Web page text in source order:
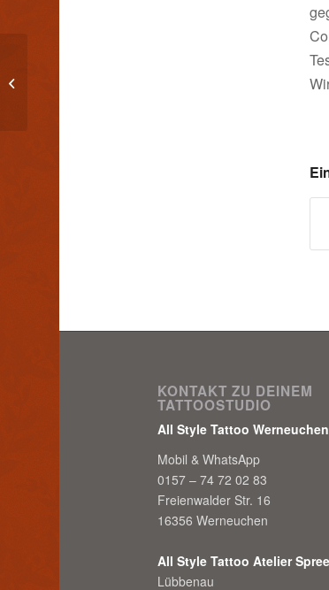
KONTAKT ZU DEINEM
TATTOOSTUDIO
All Style Tattoo Werneuchen
Mobil & WhatsApp
0157 – 74 72 02 83
Freienwalder Str. 16
16356 Werneuchen
All Style Tattoo Atelier
Lübbenau